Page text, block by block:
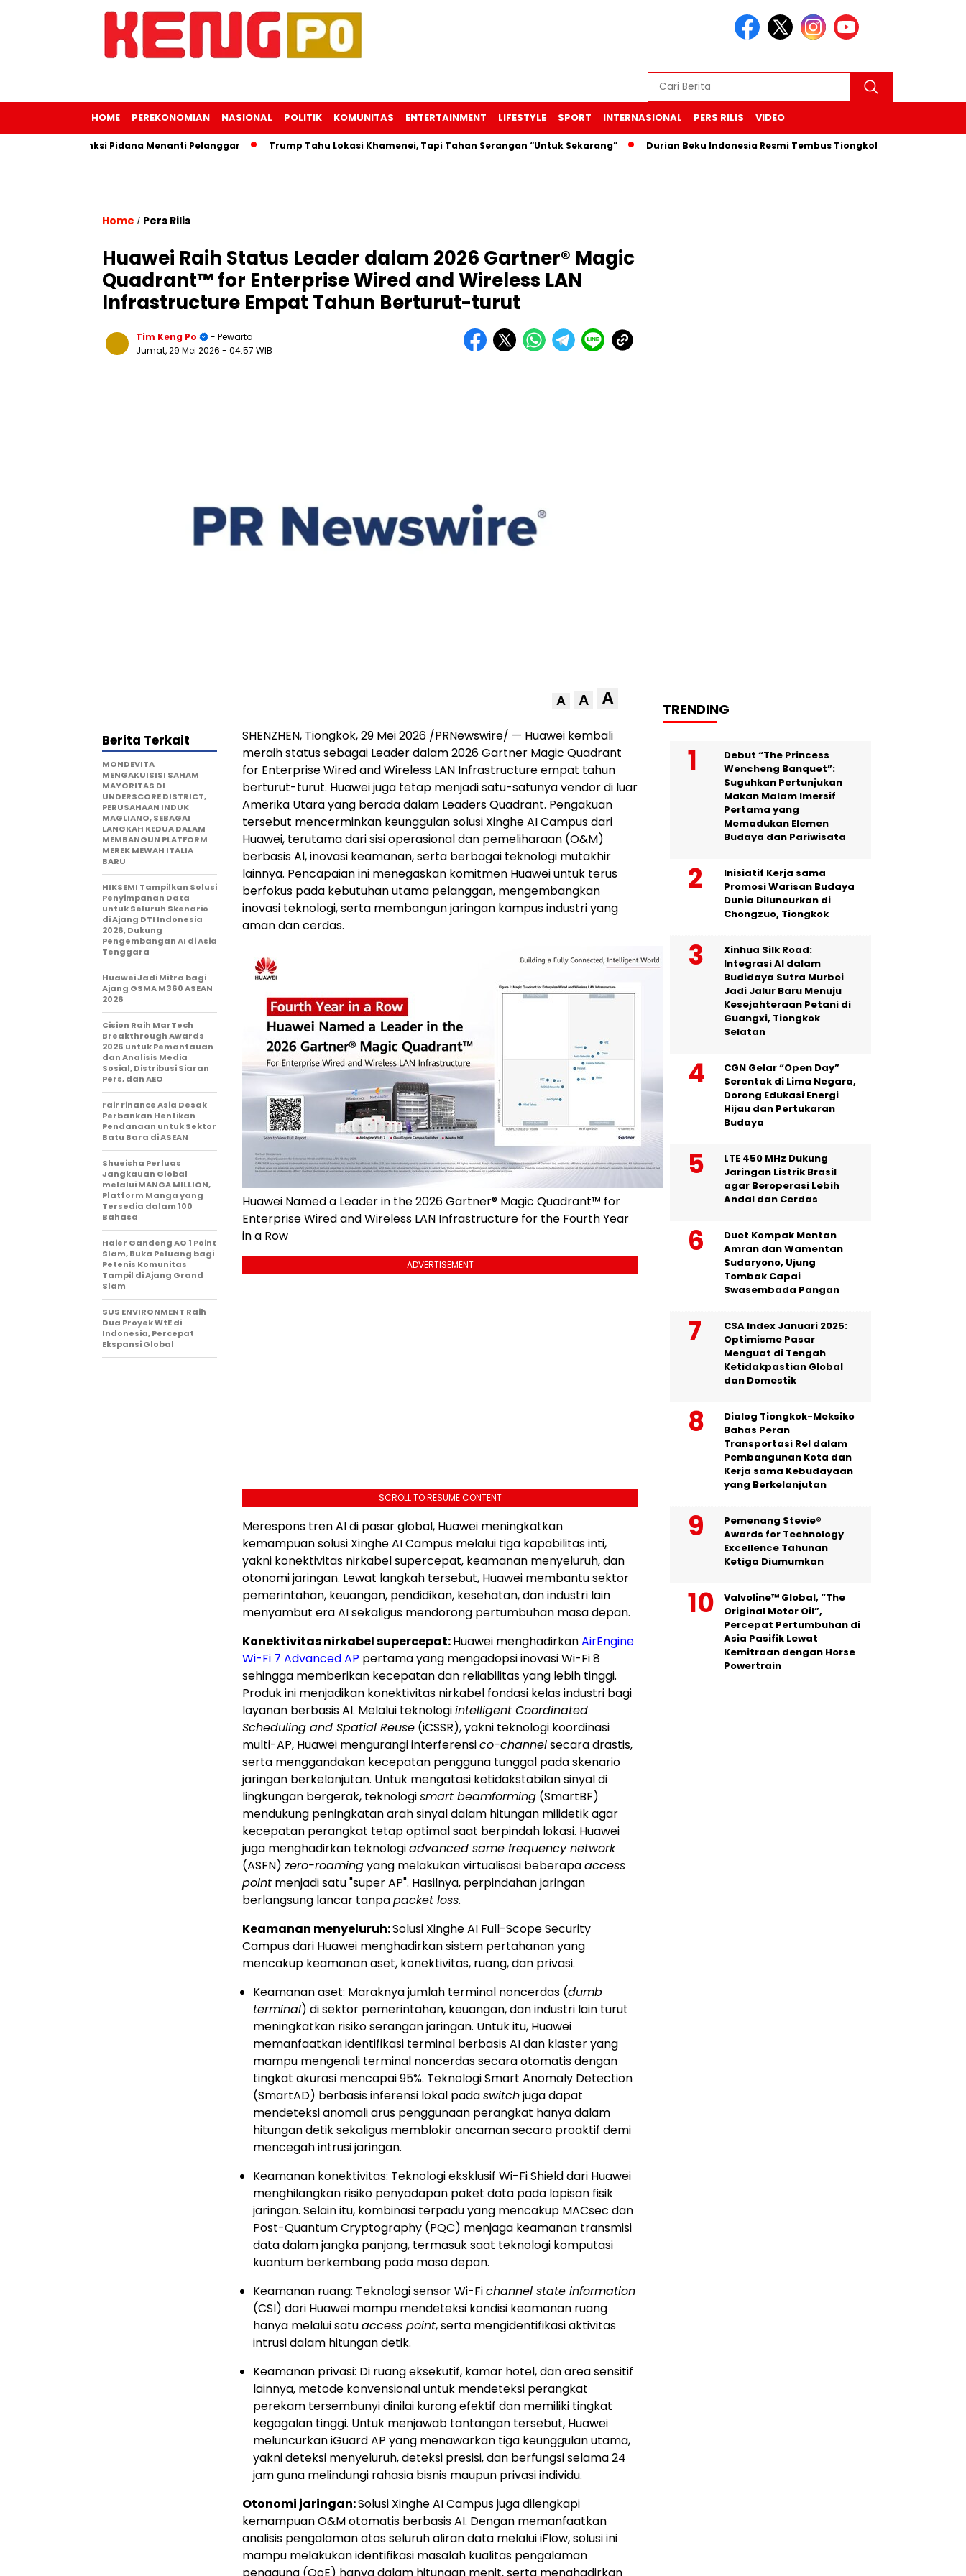
HOME PEREKONOMIAN NASIONAL POLITIK KOMUNITAS ENTERTAINMENT LIFESTYLE SPORT INTERNASIONAL PERS RILIS VIDEO
Sanksi Pidana Menanti Pelanggar Trump Tahu Lokasi Khamenei, Tapi Tahan Serangan “Untuk Sekarang” Durian Beku Indonesia Resmi Tembus Tiongkok, Barantin Jamin
Home / Pers Rilis
Huawei Raih Status Leader dalam 2026 Gartner® Magic
Quadrant™ for Enterprise Wired and Wireless LAN
Infrastructure Empat Tahun Berturut-turut
Tim Keng Po
- Pewarta
Jumat, 29 Mei 2026 - 04:57 WIB
A A A
SHENZHEN, Tiongkok, 29 Mei 2026 /PRNewswire/ — Huawei kembali
meraih status sebagai Leader dalam 2026 Gartner Magic Quadrant
for Enterprise Wired and Wireless LAN Infrastructure empat tahun
berturut-turut. Huawei juga tetap menjadi satu-satunya vendor di luar
Amerika Utara yang berada dalam Leaders Quadrant. Pengakuan
tersebut mencerminkan keunggulan solusi Xinghe AI Campus dari
Huawei, terutama dari sisi operasional dan pemeliharaan (O&M)
berbasis AI, inovasi keamanan, serta berbagai teknologi mutakhir
lainnya. Pencapaian ini menegaskan komitmen Huawei untuk terus
berfokus pada kebutuhan utama pelanggan, mengembangkan
inovasi teknologi, serta membangun jaringan kampus industri yang
aman dan cerdas.
Huawei Named a Leader in the 2026 Gartner® Magic Quadrant™ for
Enterprise Wired and Wireless LAN Infrastructure for the Fourth Year
in a Row
ADVERTISEMENT
SCROLL TO RESUME CONTENT
Merespons tren AI di pasar global, Huawei meningkatkan
kemampuan solusi Xinghe AI Campus melalui tiga kapabilitas inti,
yakni konektivitas nirkabel supercepat, keamanan menyeluruh, dan
otonomi jaringan. Lewat langkah tersebut, Huawei membantu sektor
pemerintahan, keuangan, pendidikan, kesehatan, dan industri lain
menyambut era AI sekaligus mendorong pertumbuhan masa depan.
Konektivitas nirkabel supercepat:Huawei menghadirkanAirEngine
Wi-Fi 7 Advanced AP pertama yang mengadopsi inovasi Wi-Fi 8
sehingga memberikan kecepatan dan reliabilitas yang lebih tinggi.
Produk ini menjadikan konektivitas nirkabel fondasi kelas industri bagi
layanan berbasis AI. Melalui teknologiintelligent Coordinated
Scheduling and Spatial Reuse (iCSSR), yakni teknologi koordinasi
multi-AP, Huawei mengurangi interferensico-channelsecara drastis,
serta menggandakan kecepatan pengguna tunggal pada skenario
jaringan berkelanjutan. Untuk mengatasi ketidakstabilan sinyal di
lingkungan bergerak, teknologismart beamforming (SmartBF)
mendukung peningkatan arah sinyal dalam hitungan milidetik agar
kecepatan perangkat tetap optimal saat berpindah lokasi. Huawei
juga menghadirkan teknologiadvanced same frequency network
(ASFN) zero-roamingyang melakukan virtualisasi beberapaaccess
point menjadi satu "super AP". Hasilnya, perpindahan jaringan
berlangsung lancar tanpapacket loss.
Keamanan menyeluruh:Solusi Xinghe AI Full-Scope Security
Campus dari Huawei menghadirkan sistem pertahanan yang
mencakup keamanan aset, konektivitas, ruang, dan privasi.
Keamanan aset: Maraknya jumlah terminal noncerdas (dumb
terminal) di sektor pemerintahan, keuangan, dan industri lain turut
meningkatkan risiko serangan jaringan. Untuk itu, Huawei
memanfaatkan identifikasi terminal berbasis AI dan klaster yang
mampu mengenali terminal noncerdas secara otomatis dengan
tingkat akurasi mencapai 95%. Teknologi Smart Anomaly Detection
(SmartAD) berbasis inferensi lokal padaswitchjuga dapat
mendeteksi anomali arus penggunaan perangkat hanya dalam
hitungan detik sekaligus memblokir ancaman secara proaktif demi
mencegah intrusi jaringan.
Keamanan konektivitas: Teknologi eksklusif Wi-Fi Shield dari Huawei
menghilangkan risiko penyadapan paket data pada lapisan fisik
jaringan. Selain itu, kombinasi terpadu yang mencakup MACsec dan
Post-Quantum Cryptography (PQC) menjaga keamanan transmisi
data dalam jangka panjang, termasuk saat teknologi komputasi
kuantum berkembang pada masa depan.
Keamanan ruang: Teknologi sensor Wi-Fichannel state information
(CSI) dari Huawei mampu mendeteksi kondisi keamanan ruang
hanya melalui satuaccess point, serta mengidentifikasi aktivitas
intrusi dalam hitungan detik.
Keamanan privasi: Di ruang eksekutif, kamar hotel, dan area sensitif
lainnya, metode konvensional untuk mendeteksi perangkat
perekam tersembunyi dinilai kurang efektif dan memiliki tingkat
kegagalan tinggi. Untuk menjawab tantangan tersebut, Huawei
meluncurkan iGuard AP yang menawarkan tiga keunggulan utama,
yakni deteksi menyeluruh, deteksi presisi, dan berfungsi selama 24
jam guna melindungi rahasia bisnis maupun privasi individu.
Otonomi jaringan:Solusi Xinghe AI Campus juga dilengkapi
kemampuan O&M otomatis berbasis AI. Dengan memanfaatkan
analisis pengalaman atas seluruh aliran data melalui iFlow, solusi ini
mampu melakukan identifikasi masalah kualitas pengalaman
Berita Terkait
MONDEVITA
MENGAKUISISI SAHAM
MAYORITAS DI
UNDERSCORE DISTRICT,
PERUSAHAAN INDUK
MAGLIANO, SEBAGAI
LANGKAH KEDUA DALAM
MEMBANGUN PLATFORM
MEREK MEWAH ITALIA
BARU
HIKSEMI Tampilkan Solusi
Penyimpanan Data
untuk Seluruh Skenario
di Ajang DTI Indonesia
2026, Dukung
Pengembangan AI di Asia
Tenggara
Huawei Jadi Mitra bagi
Ajang GSMA M360 ASEAN
2026
Cision Raih MarTech
Breakthrough Awards
2026 untuk Pemantauan
dan Analisis Media
Sosial, Distribusi Siaran
Pers, dan AEO
Fair Finance Asia Desak
Perbankan Hentikan
Pendanaan untuk Sektor
Batu Bara di ASEAN
Shueisha Perluas
Jangkauan Global
melalui MANGA MILLION,
Platform Manga yang
Tersedia dalam 100
Bahasa
Haier Gandeng AO 1 Point
Slam, Buka Peluang bagi
Petenis Komunitas
Tampil di Ajang Grand
Slam
SUS ENVIRONMENT Raih
Dua Proyek WtE di
Indonesia, Percepat
Ekspansi Global
TRENDING
Debut “The Princess
Wencheng Banquet”:
Suguhkan Pertunjukan
Makan Malam Imersif
Pertama yang
Memadukan Elemen
Budaya dan Pariwisata
Inisiatif Kerja sama
Promosi Warisan Budaya
Dunia Diluncurkan di
Chongzuo, Tiongkok
Xinhua Silk Road:
Integrasi AI dalam
Budidaya Sutra Murbei
Jadi Jalur Baru Menuju
Kesejahteraan Petani di
Guangxi, Tiongkok
Selatan
CGN Gelar “Open Day”
Serentak di Lima Negara,
Dorong Edukasi Energi
Hijau dan Pertukaran
Budaya
LTE 450 MHz Dukung
Jaringan Listrik Brasil
agar Beroperasi Lebih
Andal dan Cerdas
Duet Kompak Mentan
Amran dan Wamentan
Sudaryono, Ujung
Tombak Capai
Swasembada Pangan
CSA Index Januari 2025:
Optimisme Pasar
Menguat di Tengah
Ketidakpastian Global
dan Domestik
Dialog Tiongkok-Meksiko
Bahas Peran
Transportasi Rel dalam
Pembangunan Kota dan
Kerja sama Kebudayaan
yang Berkelanjutan
Pemenang Stevie®
Awards for Technology
Excellence Tahunan
Ketiga Diumumkan
Valvoline™ Global, “The
Original Motor Oil”,
Percepat Pertumbuhan di
Asia Pasifik Lewat
Kemitraan dengan Horse
Powertrain